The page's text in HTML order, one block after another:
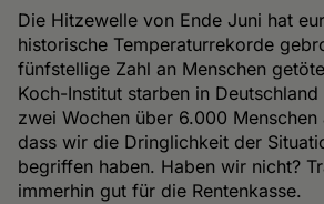
Die Hitzewelle von Ende Juni hat
historische Temperaturrekorde
fünfstellige Zahl an Menschen
Koch-Institut starben in
zwei Wochen über 6.000 Menschen
dass wir die Dringlichkeit der
begriffen haben. Haben wir nicht?
immerhin gut für die Rentenkasse.